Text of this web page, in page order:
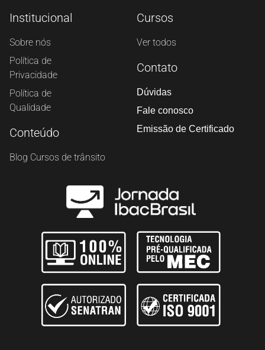
Institucional
Sobre nós
Política de
Privacidade
Política de
Qualidade
Conteúdo
Blog Cursos de trânsito
Cursos
Ver todos
Contato
Dúvidas
Fale conosco
Emissão de Certificado